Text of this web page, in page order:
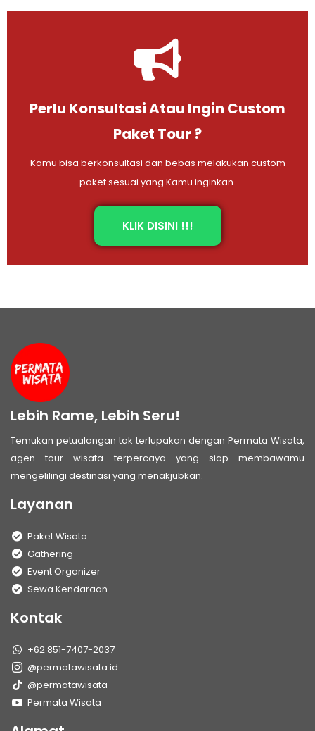
Perlu Konsultasi Atau Ingin Custom
Paket Tour ?
Kamu bisa berkonsultasi dan bebas melakukan custom
paket sesuai yang Kamu inginkan.
KLIK DISINI !!!
Lebih Rame, Lebih Seru!
Temukan petualangan tak terlupakan dengan Permata Wisata,
agen tour wisata terpercaya yang siap membawamu
mengelilingi destinasi yang menakjubkan.
Layanan
Paket Wisata
Gathering
Event Organizer
Sewa Kendaraan
Kontak
+62 851-7407-2037
@permatawisata.id
@permatawisata
Permata Wisata